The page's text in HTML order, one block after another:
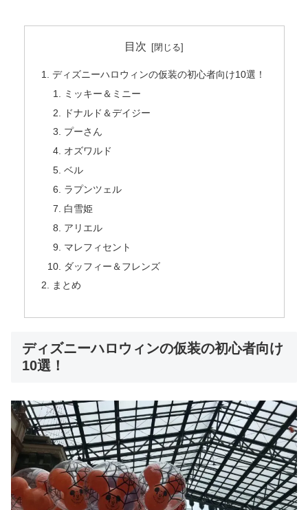
目次
ディズニーハロウィンの仮装の初心者向け10選！
ミッキー＆ミニー
ドナルド＆デイジー
プーさん
オズワルド
ベル
ラプンツェル
白雪姫
アリエル
マレフィセント
ダッフィー＆フレンズ
まとめ
ディズニーハロウィンの仮装の初心者向け
10選！